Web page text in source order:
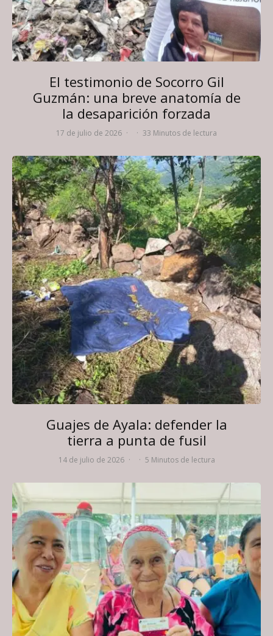
El testimonio de Socorro Gil
Guzmán: una breve anatomía de
la desaparición forzada
17 de julio de 2026 · · 33 Minutos de lectura
Guajes de Ayala: defender la
tierra a punta de fusil
14 de julio de 2026 · · 5 Minutos de lectura